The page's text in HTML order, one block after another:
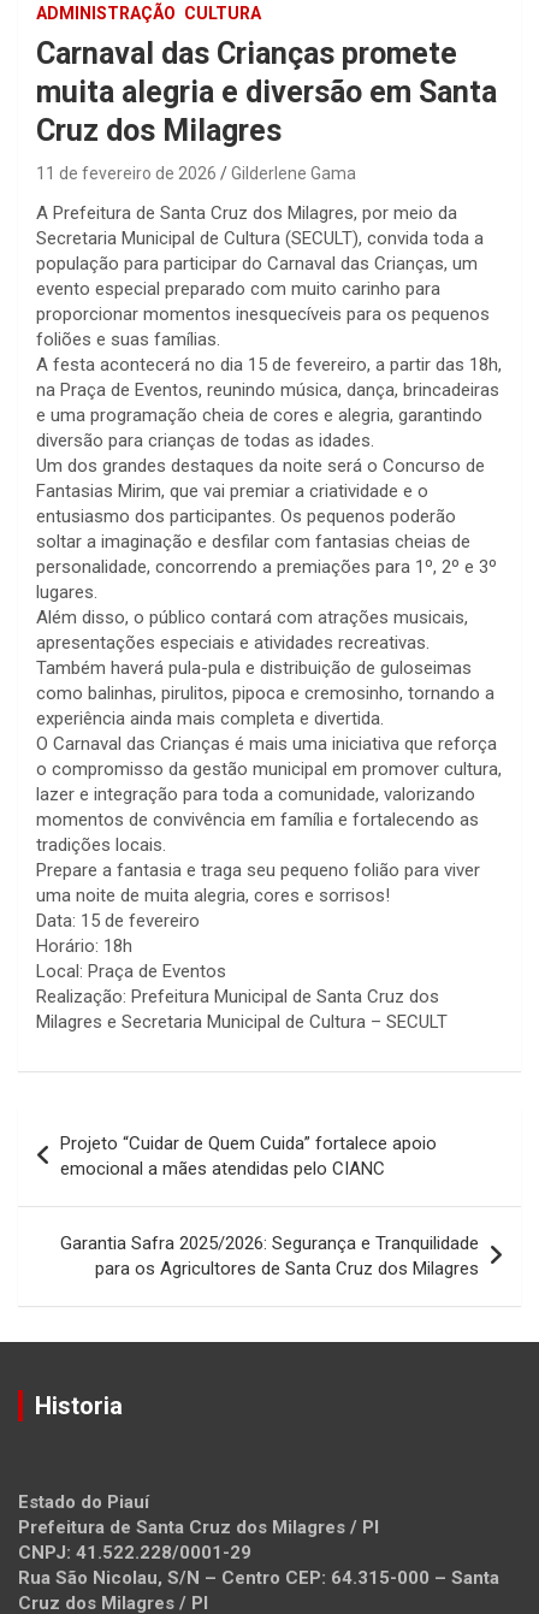
ADMINISTRAÇÃO CULTURA
Carnaval das Crianças promete
muita alegria e diversão em Santa
Cruz dos Milagres
11 de fevereiro de 2026 Gilderlene Gama
A Prefeitura de Santa Cruz dos Milagres, por meio da
Secretaria Municipal de Cultura (SECULT), convida toda a
população para participar do Carnaval das Crianças, um
evento especial preparado com muito carinho para
proporcionar momentos inesquecíveis para os pequenos
foliões e suas famílias.
A festa acontecerá no dia 15 de fevereiro, a partir das 18h,
na Praça de Eventos, reunindo música, dança, brincadeiras
e uma programação cheia de cores e alegria, garantindo
diversão para crianças de todas as idades.
Um dos grandes destaques da noite será o Concurso de
Fantasias Mirim, que vai premiar a criatividade e o
entusiasmo dos participantes. Os pequenos poderão
soltar a imaginação e desfilar com fantasias cheias de
personalidade, concorrendo a premiações para 1º, 2º e 3º
lugares.
Além disso, o público contará com atrações musicais,
apresentações especiais e atividades recreativas.
Também haverá pula-pula e distribuição de guloseimas
como balinhas, pirulitos, pipoca e cremosinho, tornando a
experiência ainda mais completa e divertida.
O Carnaval das Crianças é mais uma iniciativa que reforça
o compromisso da gestão municipal em promover cultura,
lazer e integração para toda a comunidade, valorizando
momentos de convivência em família e fortalecendo as
tradições locais.
Prepare a fantasia e traga seu pequeno folião para viver
uma noite de muita alegria, cores e sorrisos!
Data: 15 de fevereiro
Horário: 18h
Local: Praça de Eventos
Realização: Prefeitura Municipal de Santa Cruz dos
Milagres e Secretaria Municipal de Cultura – SECULT
de
Post
Projeto “Cuidar de Quem Cuida” fortalece apoio
emocional a mães atendidas pelo CIANC
Garantia Safra 2025/2026: Segurança e Tranquilidade
para os Agricultores de Santa Cruz dos Milagres
Historia
Estado do Piauí
Prefeitura de Santa Cruz dos Milagres / PI
CNPJ: 41.522.228/0001-29
Rua São Nicolau, S/N – Centro CEP: 64.315-000 – Santa
Cruz dos Milagres / PI